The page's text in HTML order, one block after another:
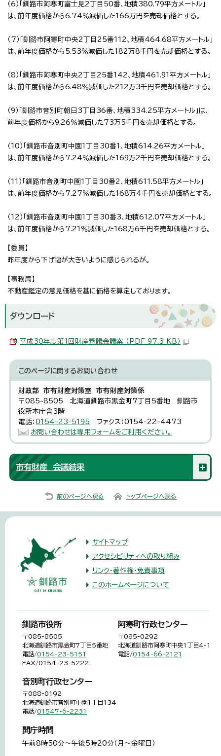
（6）「釧路市阿寒町富士見2丁目50番、地積380.79平方メートル」
は、前年度価格から6.74％減価した166万円を売却価格とする。
（7）「釧路市阿寒町中央2丁目25番112、地積464.68平方メートル」
は、前年度価格から5.53％減価した182万8千円を売却価格とする。
（8）「釧路市阿寒町中央2丁目25番142、地積461.91平方メートル」
は、前年度価格から6.48％減価した212万3千円を売却価格とする。
（9）「釧路市音別町朝日3丁目36番、地積334.25平方メートル」は、
前年度価格から9.26％減価した73万5千円を売却価格とする。
（10）「釧路市音別町中園1丁目30番1、地積614.26平方メートル」
は、前年度価格から7.24％減価した169万2千円を売却価格とする。
（11）「釧路市音別町中園1丁目30番2、地積611.58平方メートル」
は、前年度価格から7.27％減価した168万4千円を売却価格とする。
（12）「釧路市音別町中園1丁目30番3、地積612.07平方メートル」
は、前年度価格から7.21％減価した168万6千円を売却価格とする。
【委員】
昨年度から下げ幅が大きいように感じられるが。
【事務局】
不動産鑑定の意見価格を基に価格を算定しております。
ダウンロード
平成30年度第1回財産審議会議案 （PDF 97.3 KB）
このページに関するお問い合わせ
財政部 市有財産対策室 市有財産対策係
〒085-8505 北海道釧路市黒金町7丁目5番地 釧路市
役所本庁舎3階
電話：0154-23-5195
ファクス：0154-22-4473
お問い合わせは専用フォームをご利用ください。
市有財産 会議結果
前のページへ戻る トップページへ戻る
サイトマップ
アクセシビリティへの取り組み
リンク・著作権・免責事項
このホームページについて
釧路市役所
〒085-8505
北海道釧路市黒金町7丁目5番地
電話/0154-23-5151
FAX/0154-23-5222
阿寒町行政センター
〒085-0292
北海道釧路市阿寒町中央1丁目4-1
電話/0154-66-2121
音別町行政センター
〒088-0192
北海道釧路市音別町中園1丁目134
電話/01547-6-2231
開庁時間
午前8時50分～午後5時20分（月～金曜日）